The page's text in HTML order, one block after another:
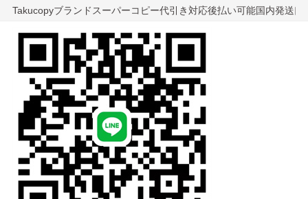
Takucopyブランドスーパーコピー代引き対応後払い可能国内発送